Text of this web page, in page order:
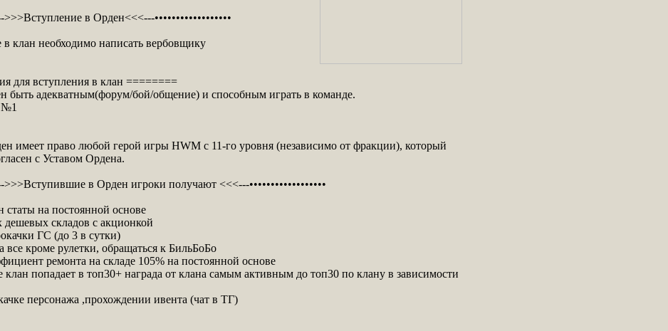
>>>Вступление в Орден<<<---••••••••••••••••••
в клан необходимо написать вербовщику
для вступления в клан ========
быть адекватным(форум/бой/общение) и способным играть в команде.
№1
имеет право любой герой игры HWM с 11-го уровня (независимо от фракции), который
с Уставом Ордена.
>>>Вступившие в Орден игроки получают <<<---••••••••••••••••••
статы на постоянной основе
складов с акционкой
ГС (до 3 в сутки)
все кроме рулетки, обращаться к БильБоБо
ремонта на складе 105% на постоянной основе
клан попадает в топ30+ награда от клана самым активным до топ30 по клану в зависимости
персонажа ,прохождении ивента (чат в ТГ)